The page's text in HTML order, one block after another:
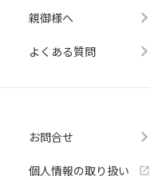
親御様へ
よくある質問
お問合せ
個人情報の取り扱い